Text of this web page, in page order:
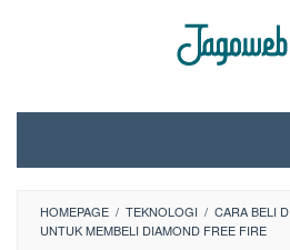
HOMEPAGE / TEKNOLOGI / CARA BELI
UNTUK MEMBELI DIAMOND FREE FIRE